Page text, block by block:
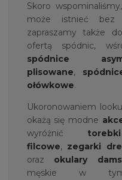
Skoro
może istnieć bez
zapraszamy także
ofertą spódnic,
spódnice
plisowane,
ołówkowe.
Ukoronowaniem
okażą się modne
wyróżnić
filcowe, zegarki
oraz okulary
męskie w